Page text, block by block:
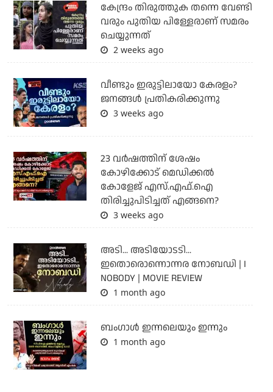
കേന്ദ്രം തിരുത്തുക തന്നെ വേണ്ടി
വരും പുതിയ പിള്ളേരാണ് സമരം
ചെയ്യുന്നത്
2 weeks ago
വീണ്ടും ഇരുട്ടിലായോ കേരളം?
ജനങ്ങൾ പ്രതികരിക്കുന്നു
3 weeks ago
23 വർഷത്തിന് ശേഷം
കോഴിക്കോട് മെഡിക്കൽ
കോളേജ് എസ്.എഫ്.ഐ
തിരിച്ചുപിടിച്ചത് എങ്ങനെ?
3 weeks ago
അടി... അടിയോടടി...
ഇതൊരൊന്നൊന്നര നോബഡി | I
NOBODY | MOVIE REVIEW
1 month ago
ബംഗാള്‍ ഇന്നലെയും ഇന്നും
1 month ago